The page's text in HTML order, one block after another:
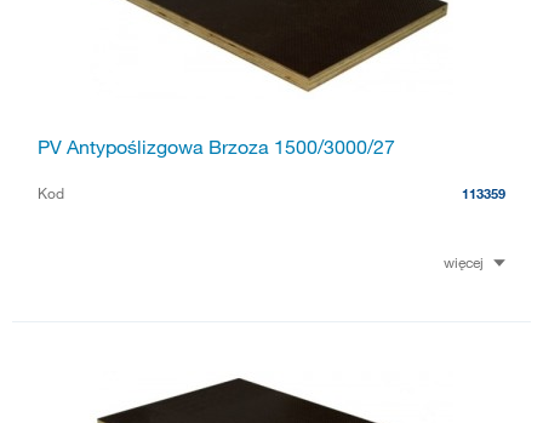
PV Antypoślizgowa Brzoza 1500/3000/27
Kod 113359
więcej